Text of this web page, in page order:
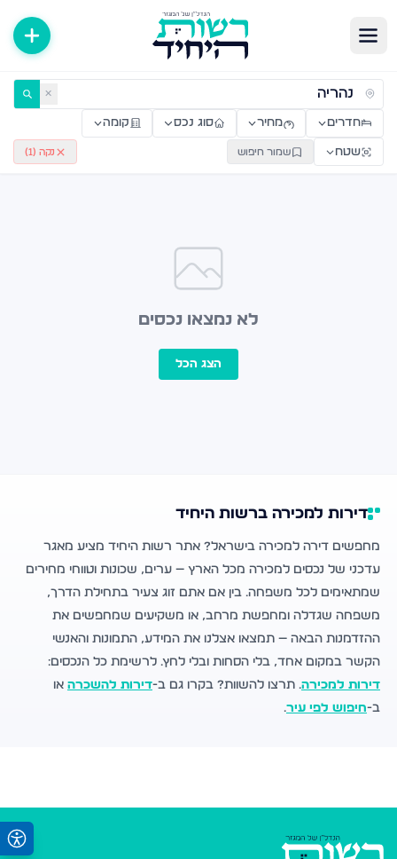
דירות למכירה ולהשכרה — רשות היחיד ✕
חדרים מחיר סוג נכס קומה
שטח שמור חיפוש נקה ( 1
)
לא נמצאו נכסים
הצג הכל
דירות למכירה ברשות היחיד
מחפשים דירה למכירה בישראל? אתר רשות היחיד מציע מאגר
עדכני של נכסים למכירה מכל הארץ — ערים, שכונות וטווחי מחירים
שמתאימים לכל משפחה. בין אם אתם זוג צעיר בתחילת הדרך,
משפחה שגדלה ומחפשת מרחב, או משקיעים שמחפשים את
ההזדמנות הבאה — תמצאו אצלנו את המידע, התמונות והאנשי
הקשר במקום אחד, בלי הסחות ובלי לחץ. לרשימת כל הנכסים:
דירות למכירה. תרצו להשוות? בקרו גם ב-דירות להשכרה או
ב-חיפוש לפי עיר.